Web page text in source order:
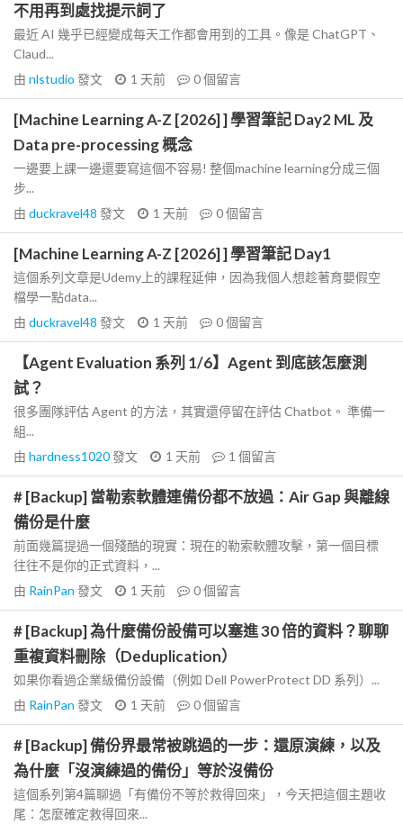
不用再到處找提示詞了
最近 AI 幾乎已經變成每天工作都會用到的工具。像是 ChatGPT、
Claud...
由 nlstudio 發文 1 天前 0個留言
[Machine Learning A-Z [2026] ] 學習筆記 Day2 ML 及
Data pre-processing 概念
一邊要上課一邊還要寫這個不容易! 整個machine learning分成三個
步...
由 duckravel48 發文 1 天前 0個留言
[Machine Learning A-Z [2026] ] 學習筆記 Day1
這個系列文章是Udemy上的課程延伸，因為我個人想趁著育嬰假空
檔學一點data...
由 duckravel48 發文 1 天前 0個留言
【Agent Evaluation 系列 1/6】Agent 到底該怎麼測
試？
很多團隊評估 Agent 的方法，其實還停留在評估 Chatbot。 準備一
組...
由 hardness1020發文 1 天前 1 個留言
# [Backup] 當勒索軟體連備份都不放過：Air Gap 與離線
備份是什麼
前面幾篇提過一個殘酷的現實：現在的勒索軟體攻擊，第一個目標
往往不是你的正式資料，...
由 RainPan 發文 1 天前 0個留言
# [Backup] 為什麼備份設備可以塞進 30 倍的資料？聊聊
重複資料刪除（Deduplication）
如果你看過企業級備份設備（例如 Dell PowerProtect DD 系列）...
由 RainPan 發文 1 天前 0個留言
# [Backup] 備份界最常被跳過的一步：還原演練，以及
為什麼「沒演練過的備份」等於沒備份
這個系列第4篇聊過「有備份不等於救得回來」，今天把這個主題收
尾：怎麼確定救得回來...